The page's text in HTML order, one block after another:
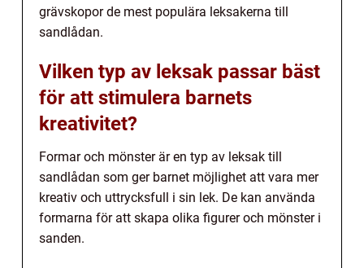
grävskopor de mest populära leksakerna till
sandlådan.
Vilken typ av leksak passar bäst
för att stimulera barnets
kreativitet?
Formar och mönster är en typ av leksak till
sandlådan som ger barnet möjlighet att vara mer
kreativ och uttrycksfull i sin lek. De kan använda
formarna för att skapa olika figurer och mönster i
sanden.